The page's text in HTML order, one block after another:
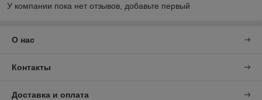
У компании пока нет отзывов, добавьте первый
О нас
Контакты
Доставка и оплата